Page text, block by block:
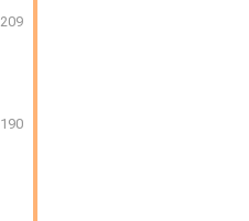
209
190